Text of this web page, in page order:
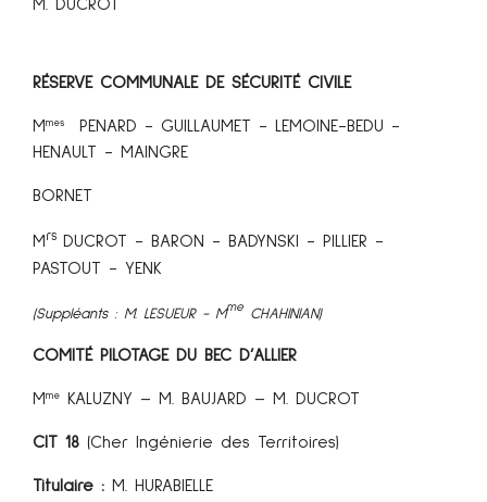
M. DUCROT
RÉSERVE COMMUNALE DE SÉCURITÉ CIVILE
Mmes
PENARD - GUILLAUMET - LEMOINE-BEDU -
HENAULT - MAINGRE
BORNET
M rsDUCROT - BARON - BADYNSKI - PILLIER -
PASTOUT - YENK
(Suppléants : M. LESUEUR - Mme CHAHINIAN)
COMITÉ PILOTAGE DU BEC D’ALLIER
Mme KALUZNY – M. BAUJARD – M. DUCROT
CIT 18(Cher Ingénierie des Territoires)
Titulaire : M. HURABIELLE